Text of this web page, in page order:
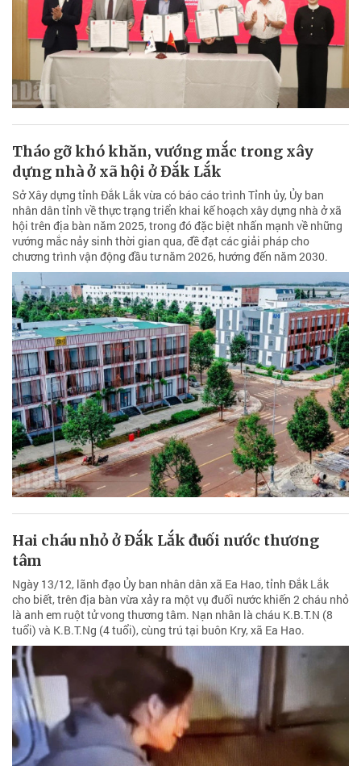
Tháo gỡ khó khăn, vướng mắc trong xây
dựng nhà ở xã hội ở Đắk Lắk
Sở Xây dựng tỉnh Đắk Lắk vừa có báo cáo trình Tỉnh ủy, Ủy ban
nhân dân tỉnh về thực trạng triển khai kế hoạch xây dựng nhà ở xã
hội trên địa bàn năm 2025, trong đó đặc biệt nhấn mạnh về những
vướng mắc nảy sinh thời gian qua, đề đạt các giải pháp cho
chương trình vận động đầu tư năm 2026, hướng đến năm 2030.
Hai cháu nhỏ ở Đắk Lắk đuối nước thương
tâm
Ngày 13/12, lãnh đạo Ủy ban nhân dân xã Ea Hao, tỉnh Đắk Lắk
cho biết, trên địa bàn vừa xảy ra một vụ đuối nước khiến 2 cháu nhỏ
là anh em ruột tử vong thương tâm. Nạn nhân là cháu K.B.T.N (8
tuổi) và K.B.T.Ng (4 tuổi), cùng trú tại buôn Kry, xã Ea Hao.